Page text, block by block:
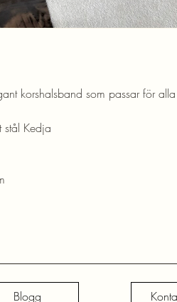
korshalsband som passar för
stål Kedja
Blogg